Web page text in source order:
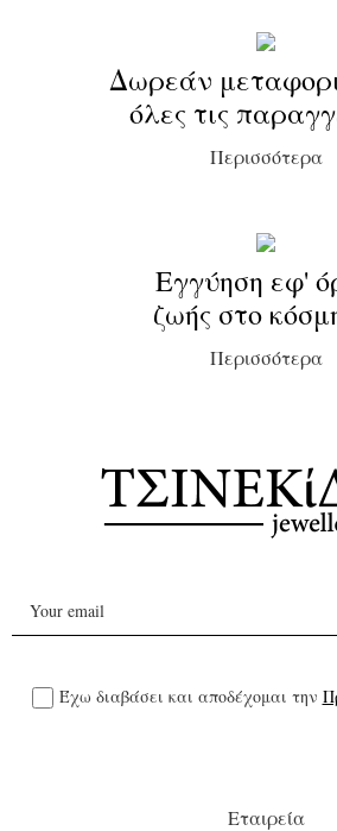
Δωρεάν
όλες τις
Περισσότερα
Εγγύηση εφ'
ζωής στο
Περισσότερα
Έχω διαβάσει και αποδέχομαι την
Εταιρεία